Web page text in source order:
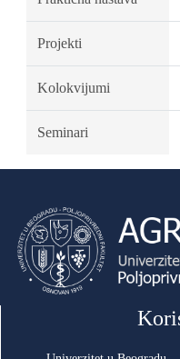
Projekti
Kolokvijumi
Seminari